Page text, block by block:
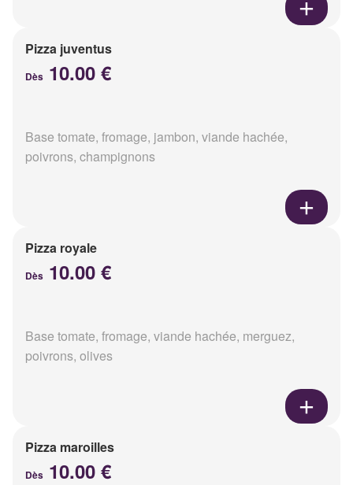
Pizza juventus
Dès 10.00 €
Base tomate, fromage, jambon, viande hachée,
poivrons, champignons
Pizza royale
Dès 10.00 €
Base tomate, fromage, viande hachée, merguez,
poivrons, olives
Pizza maroilles
Dès 10.00 €